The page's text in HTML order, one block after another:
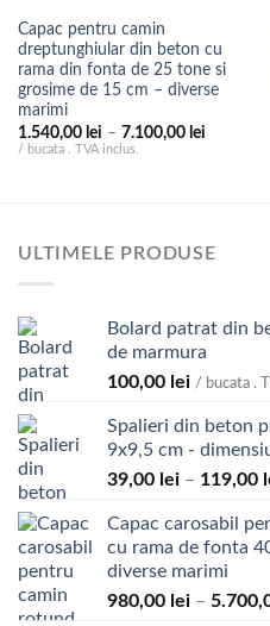
Capac pentru camin
dreptunghiular din beton cu
rama din fonta de 25 tone si
grosime de 15 cm – diverse
marimi
1.540,00 lei – 7.100,00 leiInterval
/ bucata . TVA inclus.
ULTIMELE PRODUSE
Bolard patrat din
de marmura
100,00 lei / bucata .
Spalieri din beton
9x9,5 cm -
39,00 lei – 119,00
Capac carosabil
cu rama de fonta
diverse marimi
980,00 lei –